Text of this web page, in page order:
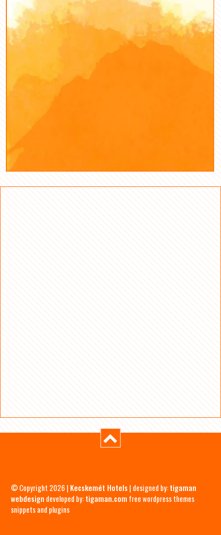
© Copyright 2026 | Kecskemét Hotels | designed by:tigaman
webdesign developed by:tigaman.com free wordpress themes
snippets and plugins